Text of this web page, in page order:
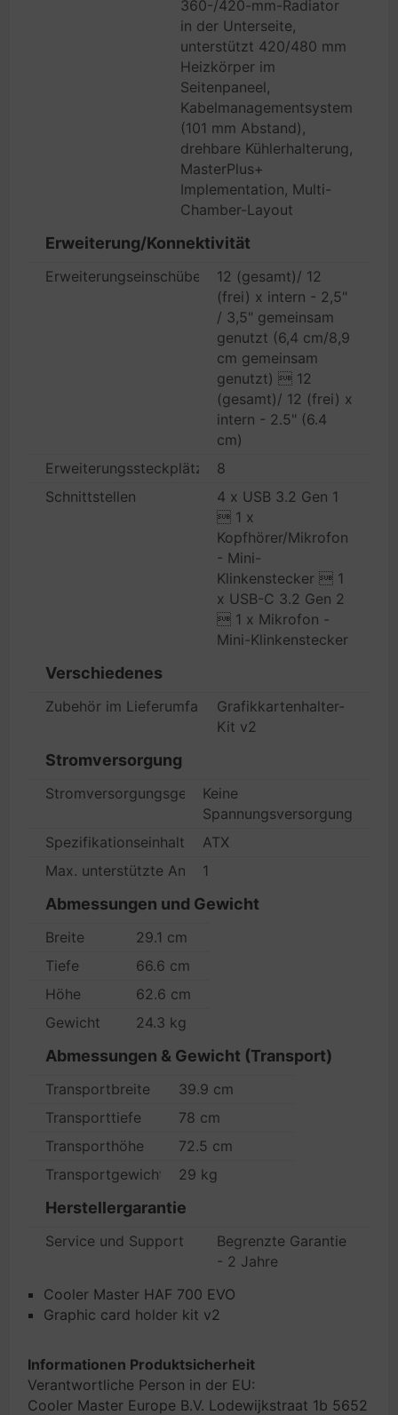
360-/420-mm-Radiator
in der Unterseite,
unterstützt 420/480 mm
Heizkörper im
Seitenpaneel,
Kabelmanagementsystem
(101 mm Abstand),
drehbare Kühlerhalterung,
MasterPlus+
Implementation, Multi-
Chamber-Layout
Erweiterung/Konnektivität
Erweiterungseinschübe
12 (gesamt)/ 12
(frei) x intern - 2,5"
/ 3,5" gemeinsam
genutzt (6,4 cm/8,9
cm gemeinsam
genutzt)  12
(gesamt)/ 12 (frei) x
intern - 2.5" (6.4
cm)
Erweiterungssteckplätze
8
Schnittstellen
4 x USB 3.2 Gen 1
 1 x
Kopfhörer/Mikrofon
- Mini-
Klinkenstecker  1
x USB-C 3.2 Gen 2
 1 x Mikrofon -
Mini-Klinkenstecker
Verschiedenes
Zubehör im Lieferumfang
Grafikkartenhalter-
Kit v2
Stromversorgung
StromversorgungsgerätKeine
Spannungsversorgung
SpezifikationseinhaltungATX
Max. unterstützte Anzahl1
Abmessungen und Gewicht
Breite
29.1 cm
Tiefe
66.6 cm
Höhe
62.6 cm
Gewicht
24.3 kg
Abmessungen & Gewicht (Transport)
Transportbreite
39.9 cm
Transporttiefe
78 cm
Transporthöhe
72.5 cm
Transportgewicht
29 kg
Herstellergarantie
Service und Support
Begrenzte Garantie
- 2 Jahre
Cooler Master HAF 700 EVO
Graphic card holder kit v2
Informationen Produktsicherheit
Verantwortliche Person in der EU:
Cooler Master Europe B.V. Lodewijkstraat 1b 5652